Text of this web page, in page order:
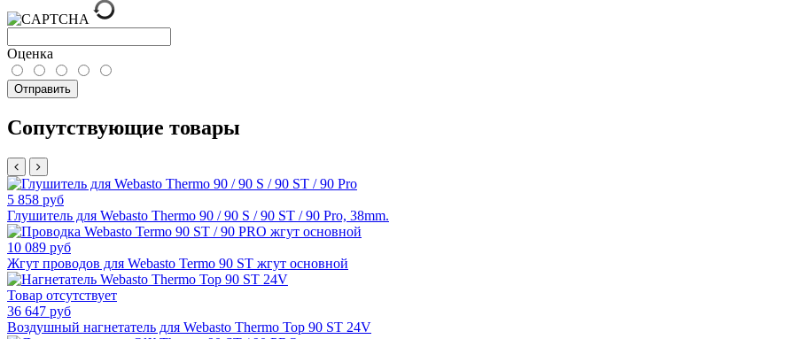
Оценка
Отправить
Сопутствующие товары
5 858 руб
Глушитель для Webasto Thermo 90 / 90 S / 90 ST / 90 Pro, 38mm.
10 089 руб
Жгут проводов для Webasto Termo 90 ST жгут основной
Товар отсутствует
36 647 руб
Воздушный нагнетатель для Webasto Thermo Top 90 ST 24V